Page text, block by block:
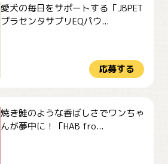
愛犬の毎日をサポートする「JBPET
プラセンタサプリEQパウ...
応募する
焼き鮭のような香ばしさでワンちゃ
んが夢中に！「HAB fro...